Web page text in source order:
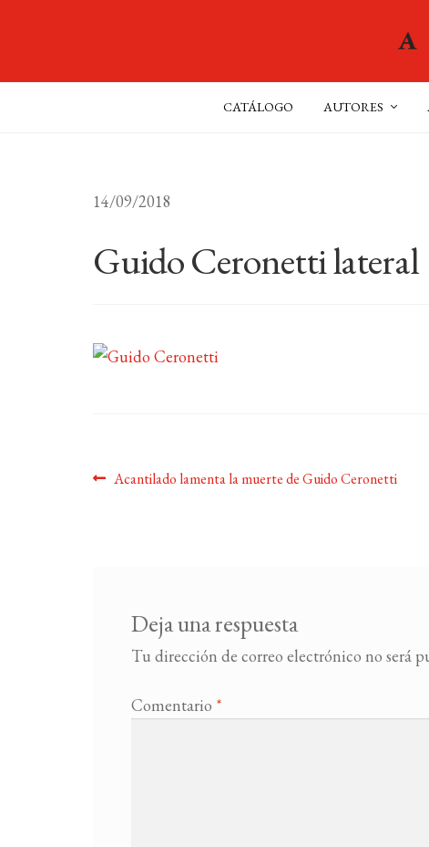
CATÁLOGO AUTORES
14/09/2018
Guido Ceronetti lateral
Navegación
Anterior:
Acantilado lamenta la muerte de Guido Ceronetti
Deja una respuesta
Tu dirección de correo electrónico no será
Comentario *